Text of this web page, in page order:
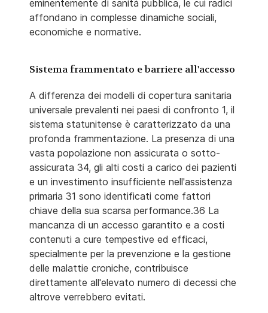
eminentemente di sanità pubblica, le cui radici
affondano in complesse dinamiche sociali,
economiche e normative.
Sistema frammentato e barriere all'accesso
A differenza dei modelli di copertura sanitaria
universale prevalenti nei paesi di confronto 1, il
sistema statunitense è caratterizzato da una
profonda frammentazione. La presenza di una
vasta popolazione non assicurata o sotto-
assicurata 34, gli alti costi a carico dei pazienti
e un investimento insufficiente nell'assistenza
primaria 31 sono identificati come fattori
chiave della sua scarsa performance.36 La
mancanza di un accesso garantito e a costi
contenuti a cure tempestive ed efficaci,
specialmente per la prevenzione e la gestione
delle malattie croniche, contribuisce
direttamente all'elevato numero di decessi che
altrove verrebbero evitati.